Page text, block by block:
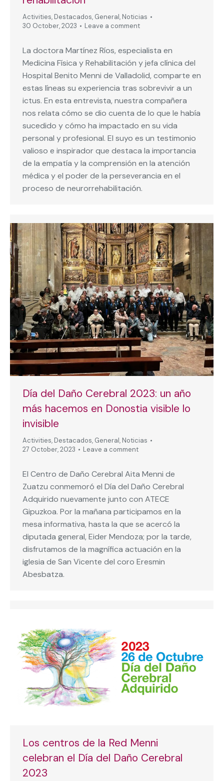
Activities, Destacados, General, Noticias
30 October, 2023
Leave a comment
La doctora Martínez Ríos, especialista en
Medicina Física y Rehabilitación y jefa clínica del
Hospital Benito Menni de Valladolid, comparte en
estas líneas su experiencia tras sobrevivir a un
ictus. En esta entrevista, nuestra compañera
nos relata cómo se dio cuenta de lo que le había
sucedido y cómo ha impactado en su vida
personal y profesional. El suyo es un testimonio
valioso e inspirador que destaca la importancia
de la empatía y la comprensión en la atención
médica y el poder de la perseverancia en el
proceso de neurorrehabilitación.
Día del Daño Cerebral 2023: un año
más hacemos en Donostia visible lo
invisible
Activities, Destacados, General, Noticias
27 October, 2023
Leave a comment
El Centro de Daño Cerebral Aita Menni de
Zuatzu conmemoró el Día del Daño Cerebral
Adquirido nuevamente junto con ATECE
Gipuzkoa. Por la mañana participamos en la
mesa informativa, hasta la que se acercó la
diputada general, Eider Mendoza; por la tarde,
disfrutamos de la magnífica actuación en la
iglesia de San Vicente del coro Eresmin
Abesbatza.
Los centros de la Red Menni
celebran el Día del Daño Cerebral
2023